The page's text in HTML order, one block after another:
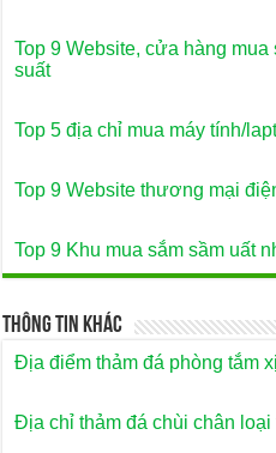
Top 9 Website, cửa hàng
suất
Top 5 địa chỉ mua máy tính/
Top 9 Website thương mại
Top 9 Khu mua sắm sầm uất
Thông Tin Khác
Địa điểm thảm đá phòng tắm
Địa chỉ thảm đá chùi chân loại